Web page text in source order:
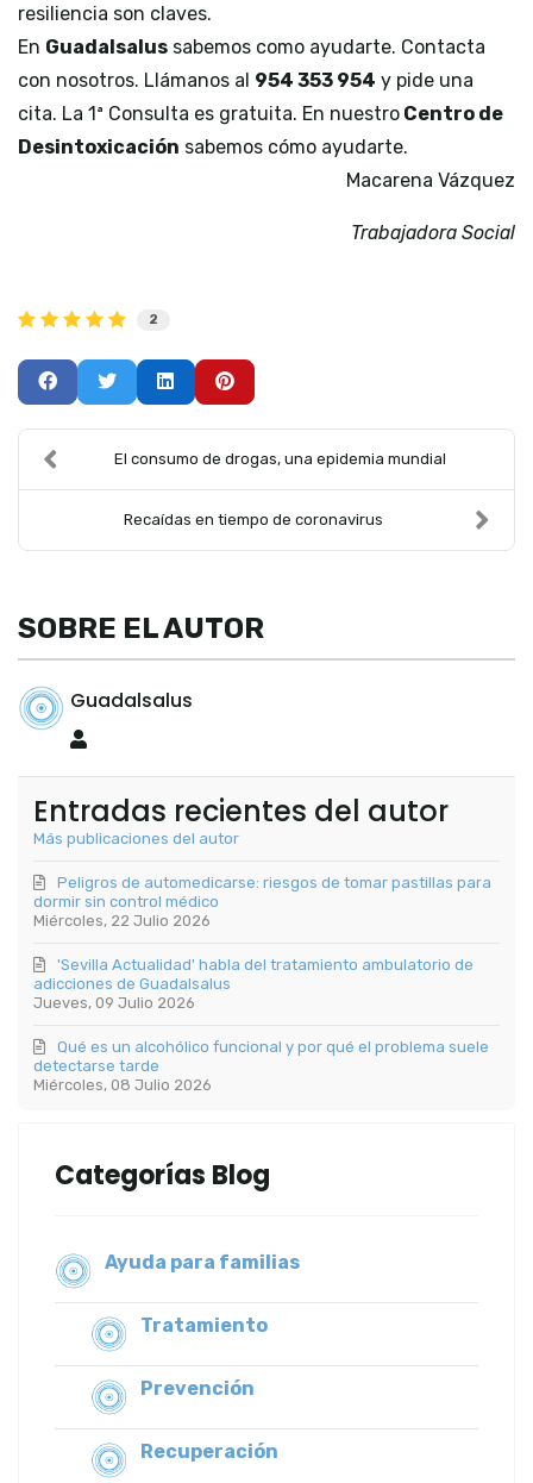
resiliencia son claves.
En Guadalsalus sabemos como ayudarte. Contacta
con nosotros. Llámanos al 954 353 954 y pide una
cita. La 1ª Consulta es gratuita. En nuestro Centro de
Desintoxicación sabemos cómo ayudarte.
Macarena Vázquez
Trabajadora Social
2
El consumo de drogas, una epidemia mundial
Recaídas en tiempo de coronavirus
SOBRE EL AUTOR
Guadalsalus
Guadalsalus
Entradas recientes del autor
Más publicaciones del autor
Miércoles, 22 Julio 2026
Peligros de automedicarse: riesgos de tomar pastillas para
dormir sin control médico
Jueves, 09 Julio 2026
'Sevilla Actualidad' habla del tratamiento ambulatorio de
adicciones de Guadalsalus
Miércoles, 08 Julio 2026
Qué es un alcohólico funcional y por qué el problema suele
detectarse tarde
Categorías Blog
Ayuda para familias
Tratamiento
Prevención
Recuperación